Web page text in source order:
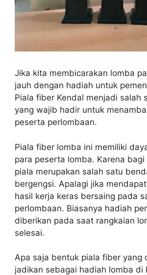
Jika kita membicarakan lomba
jauh dengan hadiah untuk
Piala fiber Kendal menjadi salah
yang wajib hadir untuk
peserta perlombaan.
Piala fiber lomba ini memiliki
para peserta lomba. Karena
piala merupakan salah satu
bergengsi. Apalagi jika
hasil kerja keras bersaing pada
perlombaan. Biasanya hadiah
diberikan pada saat rangkaian
selesai.
Apa saja bentuk piala fiber yang
jadikan sebagai hadiah lomba di